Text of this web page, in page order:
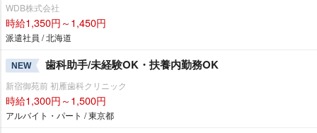
WDB株式会社
時給1,350円～1,450円
派遣社員 / 北海道
NEW 歯科助手/未経験OK・扶養内勤務OK
新宿御苑前 初雁歯科クリニック
時給1,300円～1,500円
アルバイト・パート / 東京都